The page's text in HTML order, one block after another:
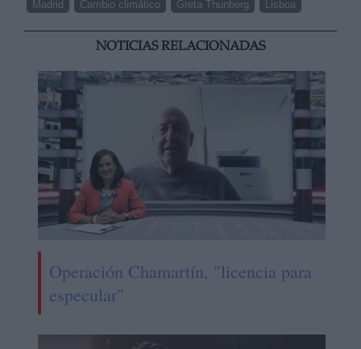
Madrid
Cambio climático Greta Thunberg Lisboa
NOTICIAS RELACIONADAS
Operación Chamartín, "licencia para
especular"